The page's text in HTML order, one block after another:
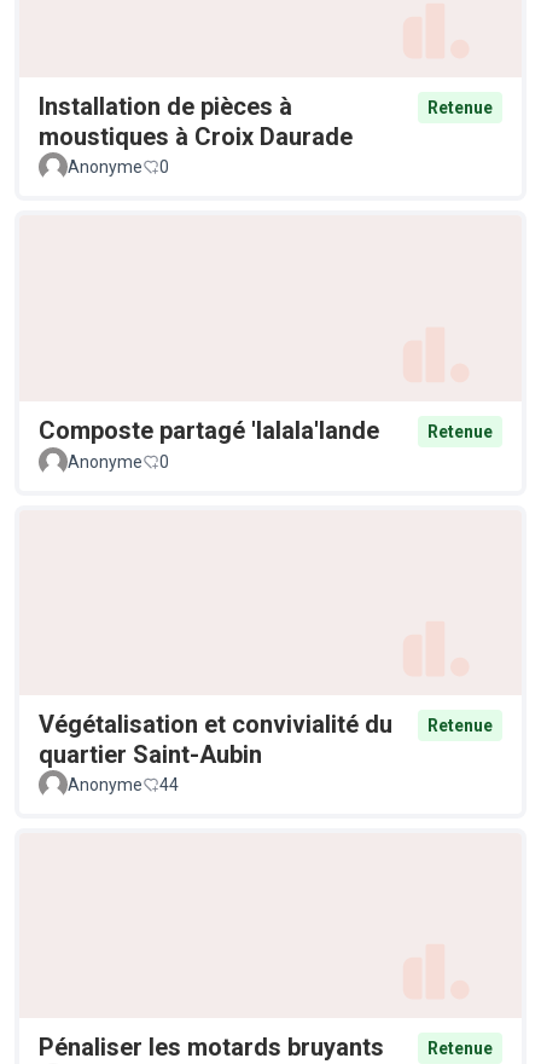
Installation de pièces à
moustiques à Croix Daurade
Retenue
Anonyme 0
Composte partagé 'lalala'lande
Retenue
Anonyme
0
Végétalisation et convivialité du
quartier Saint-Aubin
Retenue
Anonyme 44
Pénaliser les motards bruyants
Retenue